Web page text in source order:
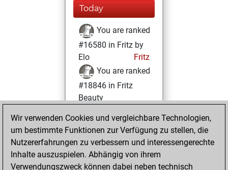
Today
You are ranked
#16580 in Fritz by
Elo
Fritz
You are ranked
#18846 in Fritz
Beauty
Freitag,
Dezember 23,
2022
You achieved a
Wir verwenden Cookies und vergleichbare Technologien,
um bestimmte Funktionen zur Verfügung zu stellen, die
Nutzererfahrungen zu verbessern und interessengerechte
Inhalte auszuspielen. Abhängig von ihrem
Verwendungszweck können dabei neben technisch